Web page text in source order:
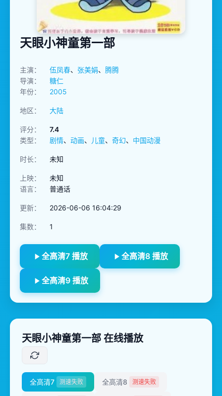
天眼小神童第一部
主演： 伍凤春、 张美娟、 腾腾
导演：
糖仁
年份：
2005
地区： 大陆
评分：
7.4
类型：
剧情、 动画、 儿童、 奇幻、 中国动漫
时长： 未知
上映：
未知
语言：
普通话
更新： 2026-06-06 16:04:29
集数： 1
全高清7 播放 全高清8 播放
全高清9 播放
天眼小神童第一部 在线播放
全高清7 测速失败 全高清8 测速失败